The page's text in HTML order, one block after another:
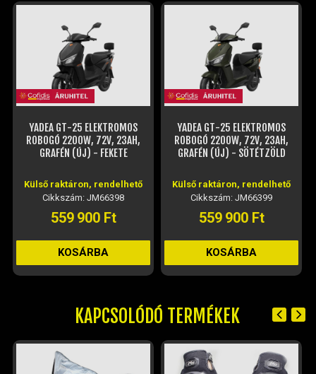
YADEA GT-25 ELEKTROMOS
ROBOGÓ 2200W, 72V, 23AH,
GRAFÉN (ÚJ) - FEKETE
Külső raktáron, rendelhető
Cikkszám: JM66398
559 900 Ft
KOSÁRBA
YADEA GT-25 ELEKTROMOS
ROBOGÓ 2200W, 72V, 23AH,
GRAFÉN (ÚJ) - SÖTÉTZÖLD
Külső raktáron, rendelhető
Cikkszám: JM66399
559 900 Ft
KOSÁRBA
KAPCSOLÓDÓ TERMÉKEK